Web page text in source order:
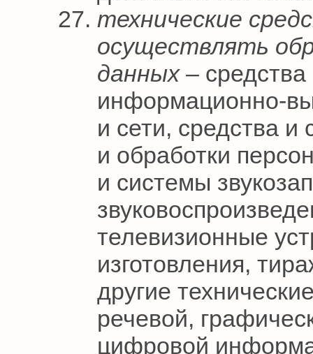
технические
осуществлять
данных– средства
информационно-
и сети, средства
и обработки
и системы
телевизионные
изготовления,
другие
речевой,
цифровой